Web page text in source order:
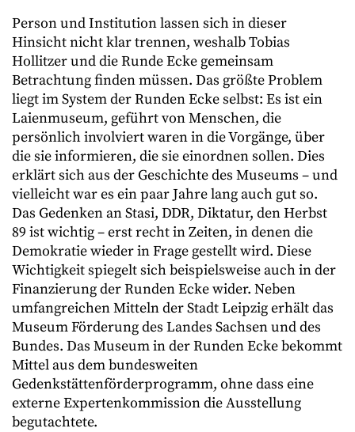
Person und Institution lassen sich in dieser
Hinsicht nicht klar trennen, weshalb Tobias
Hollitzer und die Runde Ecke gemeinsam
Betrachtung finden müssen. Das größte Problem
liegt im System der Runden Ecke selbst: Es ist ein
Laienmuseum, geführt von Menschen, die
persönlich involviert waren in die Vorgänge, über
die sie informieren, die sie einordnen sollen. Dies
erklärt sich aus der Geschichte des Museums – und
vielleicht war es ein paar Jahre lang auch gut so.
Das Gedenken an Stasi, DDR, Diktatur, den Herbst
89 ist wichtig – erst recht in Zeiten, in denen die
Demokratie wieder in Frage gestellt wird. Diese
Wichtigkeit spiegelt sich beispielsweise auch in der
Finanzierung der Runden Ecke wider. Neben
umfangreichen Mitteln der Stadt Leipzig erhält das
Museum Förderung des Landes Sachsen und des
Bundes. Das Museum in der Runden Ecke bekommt
Mittel aus dem bundesweiten
Gedenkstättenförderprogramm, ohne dass eine
externe Expertenkommission die Ausstellung
begutachtete.